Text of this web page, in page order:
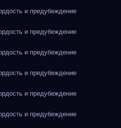
и предубеждение
и предубеждение
и предубеждение
и предубеждение
и предубеждение
и предубеждение